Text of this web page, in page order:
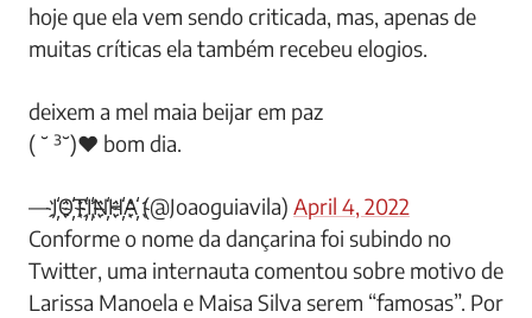
hoje que ela vem sendo criticada, mas, apenas de
muitas críticas ela também recebeu elogios.
deixem a mel maia beijar em paz
( ˘ ³˘)♥︎ bom dia.
— J҉O҉T҉I҉N҉H҉A҉ (@Joaoguiavila) April 4, 2022
Conforme o nome da dançarina foi subindo no
Twitter, uma internauta comentou sobre motivo de
Larissa Manoela e Maisa Silva serem “famosas”. Por